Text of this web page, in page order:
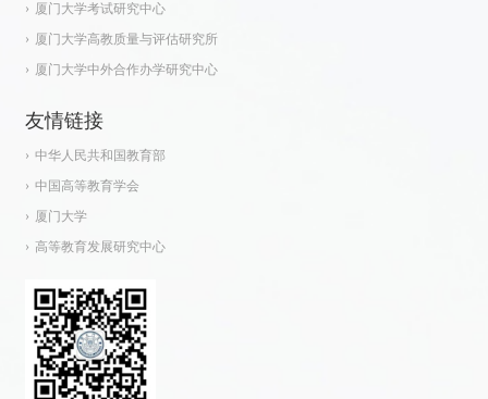
厦门大学考试研究中心
厦门大学高教质量与评估研究所
厦门大学中外合作办学研究中心
友情链接
中华人民共和国教育部
中国高等教育学会
厦门大学
高等教育发展研究中心